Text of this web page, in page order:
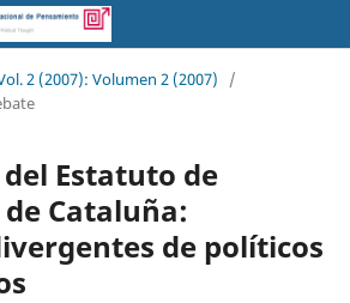
2 (2007): Volumen 2 (2007)
/
Estatuto de
Cataluña:
de políticos